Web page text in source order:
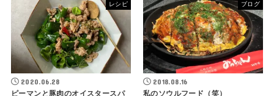
レシピ
2020.06.28
ピーマンと豚肉のオイスタースパ
ブログ
2018.08.16
私のソウルフード（笑）